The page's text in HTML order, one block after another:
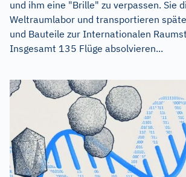
und ihm eine "Brille" zu verpassen. Sie
Weltraumlabor und transportieren
und Bauteile zur Internationalen
Insgesamt 135 Flüge absolvieren...